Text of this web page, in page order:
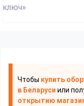
Чтобы купить
в Беларуси или
открытию